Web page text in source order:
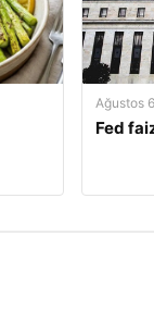
Ağustos
Fed